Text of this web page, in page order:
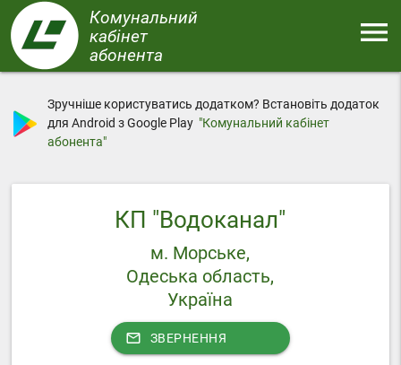
Перейти
до
основного
вмісту
Комунальний
кабінет
абонента
menu
Зручніше користуватись додатком? Встановіть додаток
для Android з Google Play "Комунальний кабінет
абонента"
КП "Водоканал"
м. Морське,
Одеська область,
Україна
mail_outline ЗВЕРНЕННЯ